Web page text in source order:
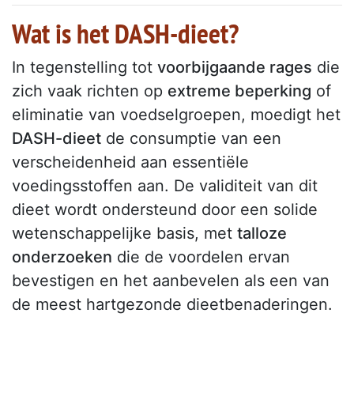
Wat is het DASH-dieet?
In tegenstelling tot voorbijgaande rages die
zich vaak richten op extreme beperking of
eliminatie van voedselgroepen, moedigt het
DASH-dieet de consumptie van een
verscheidenheid aan essentiële
voedingsstoffen aan. De validiteit van dit
dieet wordt ondersteund door een solide
wetenschappelijke basis, met talloze
onderzoeken die de voordelen ervan
bevestigen en het aanbevelen als een van
de meest hartgezonde dieetbenaderingen.